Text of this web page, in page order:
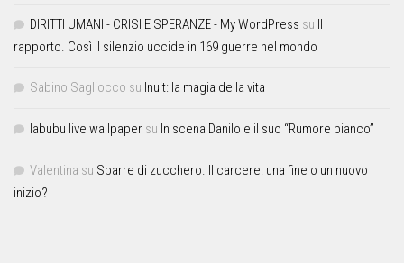
DIRITTI UMANI - CRISI E SPERANZE - My WordPress su Il
rapporto. Così il silenzio uccide in 169 guerre nel mondo
Sabino Sagliocco su Inuit: la magia della vita
labubu live wallpaper su In scena Danilo e il suo “Rumore bianco”
Valentina su Sbarre di zucchero. Il carcere: una fine o un nuovo
inizio?